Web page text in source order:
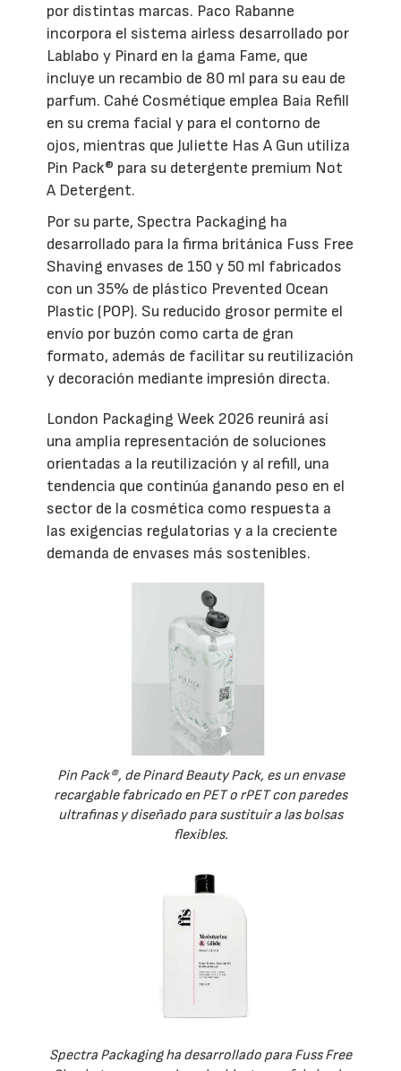
por distintas marcas. Paco Rabanne
incorpora el sistema airless desarrollado por
Lablabo y Pinard en la gama Fame, que
incluye un recambio de 80 ml para su eau de
parfum. Cahé Cosmétique emplea Baia Refill
en su crema facial y para el contorno de
ojos, mientras que Juliette Has A Gun utiliza
Pin Pack® para su detergente premium Not
A Detergent.
Por su parte, Spectra Packaging ha
desarrollado para la firma británica Fuss Free
Shaving envases de 150 y 50 ml fabricados
con un 35% de plástico Prevented Ocean
Plastic (POP). Su reducido grosor permite el
envío por buzón como carta de gran
formato, además de facilitar su reutilización
y decoración mediante impresión directa.
London Packaging Week 2026 reunirá así
una amplia representación de soluciones
orientadas a la reutilización y al refill, una
tendencia que continúa ganando peso en el
sector de la cosmética como respuesta a
las exigencias regulatorias y a la creciente
demanda de envases más sostenibles.
Pin Pack®, de Pinard Beauty Pack, es un envase
recargable fabricado en PET o rPET con paredes
ultrafinas y diseñado para sustituir a las bolsas
flexibles.
Spectra Packaging ha desarrollado para Fuss Free